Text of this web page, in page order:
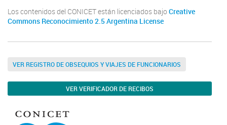
Los contenidos del CONICET están licenciados bajo Creative
Commons Reconocimiento 2.5 Argentina License
VER REGISTRO DE OBSEQUIOS Y VIAJES DE FUNCIONARIOS
VER VERIFICADOR DE RECIBOS